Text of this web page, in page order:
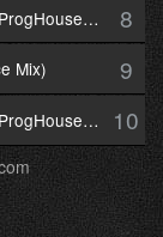
【172Mix独家】落日微醺 - 街角的晚风(Dj小锦 ProgHouse Mix粤语女) 8
Mix) 9
【172Mix独家】林怡冰 - 原谅错爱的心(Dj欧仔 ProgHouse Mix粤语女) 10